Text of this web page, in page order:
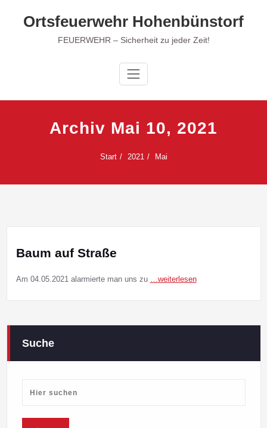
Ortsfeuerwehr Hohenbünstorf
FEUERWEHR – Sicherheit zu jeder Zeit!
Archiv Mai 10, 2021
Start 2021 Mai
Baum auf Straße
Am 04.05.2021 alarmierte man uns zu …weiterlesen
Suche